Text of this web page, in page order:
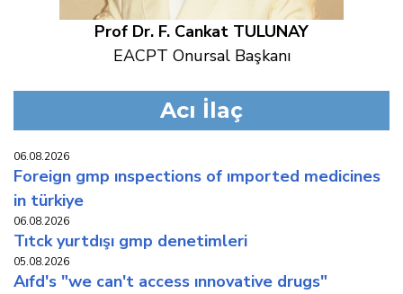
Prof Dr. F. Cankat TULUNAY
EACPT Onursal Başkanı
Acı İlaç
06.08.2026
foreign gmp inspections of imported medicines
in türkiye
06.08.2026
titck yurtdişi gmp deneti̇mleri̇
05.08.2026
aifd's "we can't access innovative drugs"